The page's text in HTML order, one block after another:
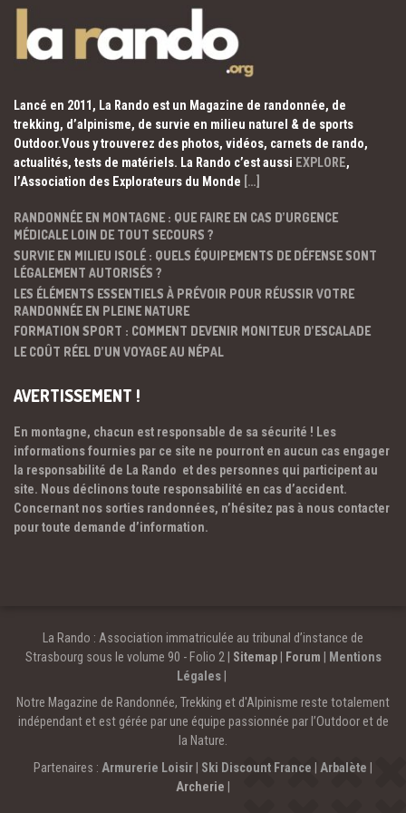
Lancé en 2011, La Rando est un Magazine de randonnée, de
trekking, d’alpinisme, de survie en milieu naturel & de sports
Outdoor.Vous y trouverez des photos, vidéos, carnets de rando,
actualités, tests de matériels. La Rando c’est aussi EXPLORE,
l’Association des Explorateurs du Monde […]
RANDONNÉE EN MONTAGNE : QUE FAIRE EN CAS D’URGENCE
MÉDICALE LOIN DE TOUT SECOURS ?
SURVIE EN MILIEU ISOLÉ : QUELS ÉQUIPEMENTS DE DÉFENSE SONT
LÉGALEMENT AUTORISÉS ?
LES ÉLÉMENTS ESSENTIELS À PRÉVOIR POUR RÉUSSIR VOTRE
RANDONNÉE EN PLEINE NATURE
FORMATION SPORT : COMMENT DEVENIR MONITEUR D’ESCALADE
LE COÛT RÉEL D’UN VOYAGE AU NÉPAL
AVERTISSEMENT !
En montagne, chacun est responsable de sa sécurité ! Les
informations fournies par ce site ne pourront en aucun cas engager
la responsabilité de La Rando et des personnes qui participent au
site. Nous déclinons toute responsabilité en cas d’accident.
Concernant nos sorties randonnées, n’hésitez pas à nous contacter
pour toute demande d’information.
La Rando : Association immatriculée au tribunal d’instance de
Strasbourg sous le volume 90 - Folio 2 | Sitemap| Forum | Mentions
Légales |
Notre Magazine de Randonnée, Trekking et d'Alpinisme reste totalement
indépendant et est gérée par une équipe passionnée par l’Outdoor et de
la Nature.
Partenaires : Armurerie Loisir Ski Discount France Arbalète
Archerie